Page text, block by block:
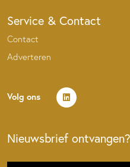
Service & Contact
Contact
Adverteren
Volg ons
Nieuwsbrief ontvangen?